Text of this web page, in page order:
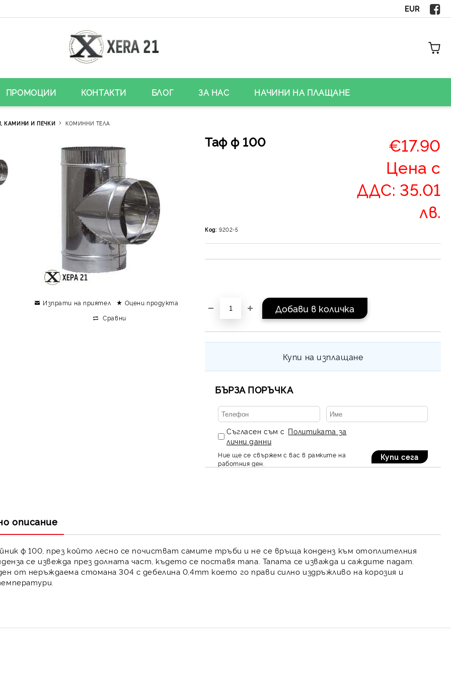
EUR
ПРОМОЦИИ КОНТАКТИ БЛОГ ЗА НАС НАЧИНИ НА ПЛАЩАНЕ
КАМИНИ И ПЕЧКИ КОМИННИ ТЕЛА
Таф ф 100
€17.90
Цена с
ДДС: 35.01
лв.
Код: 9202-5
Купи на изплащане
БЪРЗА ПОРЪЧКА
Съгласен съм с Политиката за
лични данни
Ние ще се свържем с вас в рамките на
работния ден.
Изпрати на приятел
Оцени продукта
Сравни
описание
ф 100 , през който лесно се почистват самите тръби и не се връща конденз към отоплителния
се извежда през долната част, където се поставя тапа. Тапата се изважда и саждите падат.
от неръждаема стомана 304 с дебелина 0,4mm което го прави силно издръжливо на корозия и